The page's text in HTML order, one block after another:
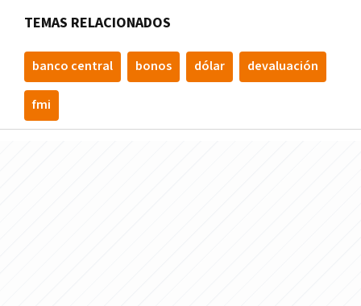
TEMAS RELACIONADOS
banco central bonos dólar devaluación
fmi